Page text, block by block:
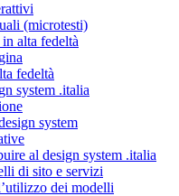
(microtesti)
alta fedeltà
fedeltà
system .italia
system
al design system .italia
di sito e servizi
dei modelli